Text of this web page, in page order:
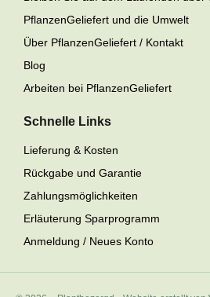
PflanzenGeliefert und die Umwelt
Über PflanzenGeliefert / Kontakt
Blog
Arbeiten bei PflanzenGeliefert
Schnelle Links
Lieferung & Kosten
Rückgabe und Garantie
Zahlungsmöglichkeiten
Erläuterung Sparprogramm
Anmeldung / Neues Konto